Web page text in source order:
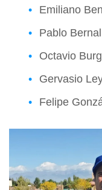
Emiliano
Pablo Bernal
Octavio
Gervasio
Felipe